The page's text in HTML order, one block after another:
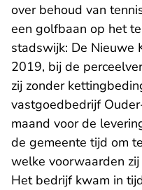
over behoud van
een golfbaan op het
stadswijk: De Nieuwe
2019, bij de
zij zonder
vastgoedbedrijf
maand voor de
de gemeente tijd om
welke voorwaarden
Het bedrijf kwam in